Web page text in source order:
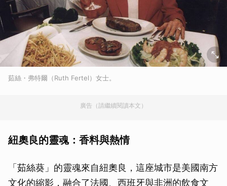
茹絲・弗特爾（Ruth Fertel）女士。
廣告（請繼續閱讀本文）
紐奧良的靈魂：香料與熱情
「茹絲葵」的靈魂來自紐奧良，這座城市是美國南方
文化的縮影，融合了法國、西班牙與非洲的飲食文